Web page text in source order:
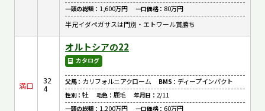
一頭の総額： 1,600万円 一口価格： 80万円
半兄イダペガサスは門別・エトワール賞勝ち
満口
32
4
オルトシアの22
カタログ
父馬： カリフォルニアクローム BMS： ディープインパクト
性別：牡 毛色： 鹿毛 年月日： 2/11
一頭の総額： 1,200万円 一口価格： 60万円